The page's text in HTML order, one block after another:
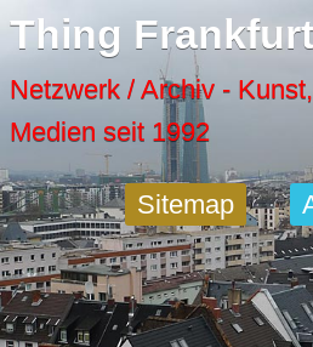
Thing Frankfurt
Netzwerk / Archiv -
Medien seit 1992
Sitemap
Menu
Artspaces
Cool Places
Frankfurt Diary
Activity